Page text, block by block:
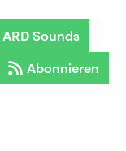
ARD Sounds
Abonnieren